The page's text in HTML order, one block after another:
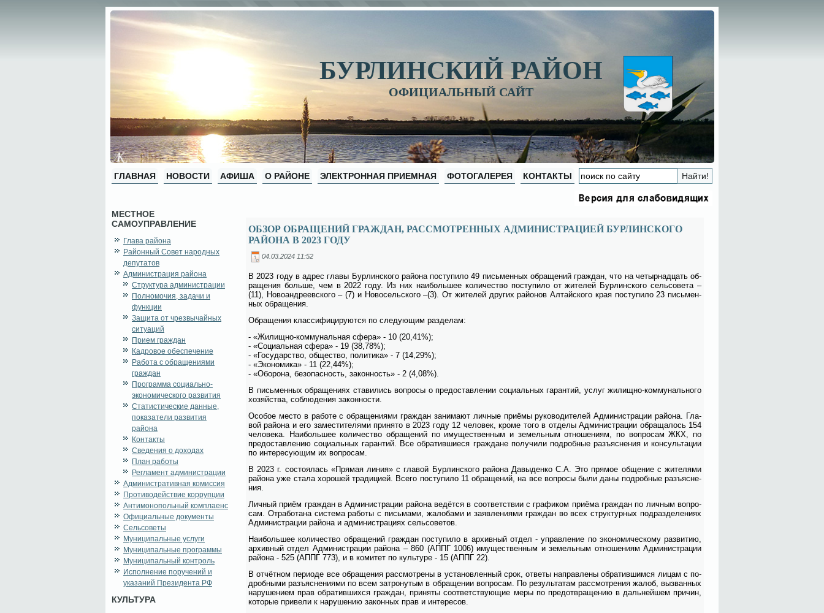
БУРЛИНСКИЙ РАЙОН
ОФИЦИАЛЬНЫЙ САЙТ
ГЛАВНАЯ НОВОСТИ АФИША О РАЙОНЕ ЭЛЕКТРОННАЯ ПРИЕМНАЯ ФОТОГАЛЕРЕЯ КОНТАКТЫ
МЕСТНОЕ
САМОУПРАВЛЕНИЕ
Глава района
Районный Совет народных
депутатов
Администрация района
Структура администрации
Полномочия, задачи и
функции
Защита от чрезвычайных
ситуаций
Прием граждан
Кадровое обеспечение
Работа с обращениями
граждан
Программа социально-
экономического развития
Статистические данные,
показатели развития
района
Контакты
Сведения о доходах
План работы
Регламент администрации
Административная комиссия
Противодействие коррупции
Антимонопольный комплаенс
Официальные документы
Сельсоветы
Муниципальные услуги
Муниципальные программы
Муниципальный контроль
Исполнение поручений и
указаний Президента РФ
КУЛЬТУРА
ОБЗОР ОБРАЩЕНИЙ ГРАЖДАН, РАССМОТРЕННЫХ АДМИНИСТРАЦИЕЙ БУРЛИНСКОГО
РАЙОНА В 2023 ГОДУ
04.03.2024 11:52
В 2023 го­ду в адрес гла­вы Бур­лин­ско­го рай­о­на по­сту­пи­ло 49 пись­мен­ных об­ра­ще­ний граж­дан, что на че­тыр­на­дцать об­
ра­ще­ния боль­ше, чем в 2022 го­ду. Из них наи­боль­шее ко­ли­че­ство по­сту­пи­ло от жи­те­лей Бур­лин­ско­го сель­со­ве­та –
(11), Но­во­ан­дре­ев­ско­го – (7) и Но­во­сель­ско­го –(3). От жи­те­лей дру­гих рай­о­нов Ал­тай­ско­го края по­сту­пи­ло 23 пись­мен­
ных об­ра­ще­ния.
Об­ра­ще­ния клас­си­фи­ци­ру­ют­ся по сле­ду­ю­щим раз­де­лам:
- «Жи­лищ­но-ком­му­наль­ная сфе­ра» - 10 (20,41%);
- «Со­ци­аль­ная сфе­ра» - 19 (38,78%);
- «Го­су­дар­ство, об­ще­ство, по­ли­ти­ка» - 7 (14,29%);
- «Эко­но­ми­ка» - 11 (22,44%);
- «Обо­ро­на, без­опас­ность, за­кон­ность» - 2 (4,08%).
В пись­мен­ных об­ра­ще­ни­ях ста­ви­лись во­про­сы о предо­став­ле­нии со­ци­аль­ных га­ран­тий, услуг жи­лищ­но-ком­му­наль­но­го
хо­зяй­ства, со­блю­де­ния за­кон­но­сти.
Осо­бое ме­сто в ра­бо­те с об­ра­ще­ни­я­ми граж­дан за­ни­ма­ют лич­ные при­ё­мы ру­ко­во­ди­те­лей Адми­ни­стра­ции рай­о­на. Гла­
вой рай­о­на и его за­ме­сти­те­ля­ми при­ня­то в 2023 го­ду 12 че­ло­век, кро­ме то­го в от­де­лы Адми­ни­стра­ции об­ра­ща­лось 154
че­ло­ве­ка. Наи­боль­шее ко­ли­че­ство об­ра­ще­ний по иму­ще­ствен­ным и зе­мель­ным от­но­ше­ни­ям, по во­про­сам ЖКХ, по
предо­став­ле­нию со­ци­аль­ных га­ран­тий. Все об­ра­тив­ши­е­ся граж­дане по­лу­чи­ли по­дроб­ные разъ­яс­не­ния и кон­суль­та­ции
по ин­те­ре­су­ю­щим их во­про­сам.
В 2023 г. со­сто­я­лась «Пря­мая ли­ния» с гла­вой Бур­лин­ско­го рай­о­на Да­вы­ден­ко С.А. Это пря­мое об­ще­ние с жи­те­ля­ми
рай­о­на уже ста­ла хо­ро­шей тра­ди­ци­ей. Все­го по­сту­пи­ло 11 об­ра­ще­ний, на все во­про­сы бы­ли да­ны по­дроб­ные разъ­яс­не­
ния.
Лич­ный при­ём граж­дан в Адми­ни­стра­ции рай­о­на ве­дёт­ся в со­от­вет­ствии с гра­фи­ком при­ё­ма граж­дан по лич­ным во­про­
сам. От­ра­бо­та­на си­сте­ма ра­бо­ты с пись­ма­ми, жа­ло­ба­ми и за­яв­ле­ни­я­ми граж­дан во всех струк­тур­ных под­раз­де­ле­ни­ях
Адми­ни­стра­ции рай­о­на и адми­ни­стра­ци­ях сель­со­ве­тов.
Наи­боль­шее ко­ли­че­ство об­ра­ще­ний граж­дан по­сту­пи­ло в ар­хив­ный от­дел - управ­ле­ние по эко­но­ми­че­ско­му раз­ви­тию,
ар­хив­ный от­дел Адми­ни­стра­ции рай­о­на – 860 (АППГ 1006) иму­ще­ствен­ным и зе­мель­ным от­но­ше­ни­ям Адми­ни­стра­ции
рай­о­на - 525 (АППГ 773), и в ко­ми­тет по куль­ту­ре - 15 (АППГ 22).
В от­чёт­ном пе­ри­о­де все об­ра­ще­ния рас­смот­ре­ны в уста­нов­лен­ный срок, от­ве­ты на­прав­ле­ны об­ра­тив­шим­ся ли­цам с по­
дроб­ны­ми разъ­яс­не­ни­я­ми по всем за­тро­ну­тым в об­ра­ще­нии во­про­сам. По ре­зуль­та­там рас­смот­ре­ния жа­лоб, вы­зван­ных
на­ру­ше­ни­ем прав об­ра­тив­ших­ся граж­дан, при­ня­ты со­от­вет­ству­ю­щие ме­ры по предот­вра­ще­нию в даль­ней­шем при­чин,
ко­то­рые при­ве­ли к на­ру­ше­нию за­кон­ных прав и ин­те­ре­сов.